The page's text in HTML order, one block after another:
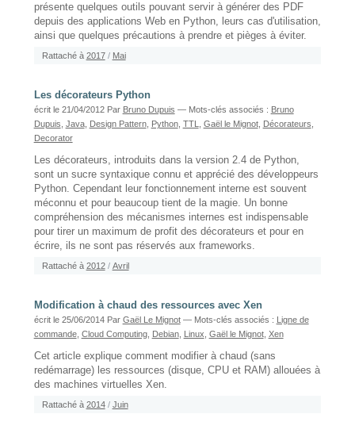
présente quelques outils pouvant servir à générer des PDF
depuis des applications Web en Python, leurs cas d'utilisation,
ainsi que quelques précautions à prendre et pièges à éviter.
Rattaché à 2017 / Mai
Les décorateurs Python
écrit le 21/04/2012 Par Bruno Dupuis — Mots-clés associés : Bruno
Dupuis Java, Design Pattern, Python, TTL Gaël le Mignot, Décorateurs
Decorator
Les décorateurs, introduits dans la version 2.4 de Python,
sont un sucre syntaxique connu et apprécié des développeurs
Python. Cependant leur fonctionnement interne est souvent
méconnu et pour beaucoup tient de la magie. Un bonne
compréhension des mécanismes internes est indispensable
pour tirer un maximum de profit des décorateurs et pour en
écrire, ils ne sont pas réservés aux frameworks.
Rattaché à 2012 / Avril
Modification à chaud des ressources avec Xen
écrit le 25/06/2014 Par Gaël Le Mignot — Mots-clés associés : Ligne de
commande, Cloud Computing, Debian, Linux Gaël le Mignot, Xen
Cet article explique comment modifier à chaud (sans
redémarrage) les ressources (disque, CPU et RAM) allouées à
des machines virtuelles Xen.
Rattaché à 2014 / Juin